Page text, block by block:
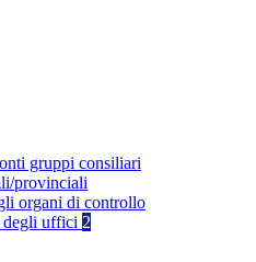
gruppi consiliari
provinciali
organi di controllo
uffici 2